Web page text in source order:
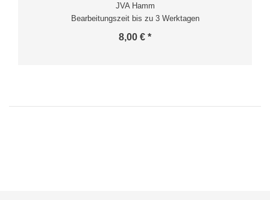
JVA Hamm
Bearbeitungszeit bis zu 3 Werktagen
8,00 € *